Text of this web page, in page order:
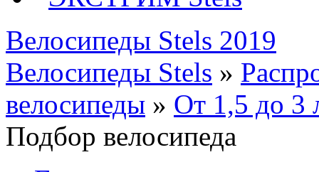
Велосипеды Stels 2019
Велосипеды Stels »
велосипеды » От 1,5 до 3
Подбор велосипеда